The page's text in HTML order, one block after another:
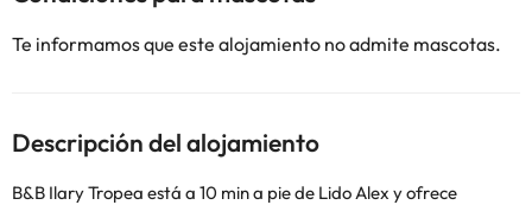
Te informamos que este alojamiento no admite mascotas.
Descripción del alojamiento
B&B Ilary Tropea está a 10 min a pie de Lido Alex y ofrece